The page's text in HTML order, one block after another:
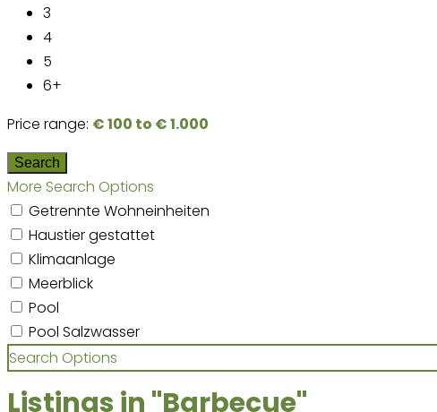
3
4
5
6+
Price range: € 100 to € 1.000
More Search Options
Getrennte Wohneinheiten
Haustier gestattet
Klimaanlage
Meerblick
Pool
Pool Salzwasser
Search Options
Listings in "Barbecue"